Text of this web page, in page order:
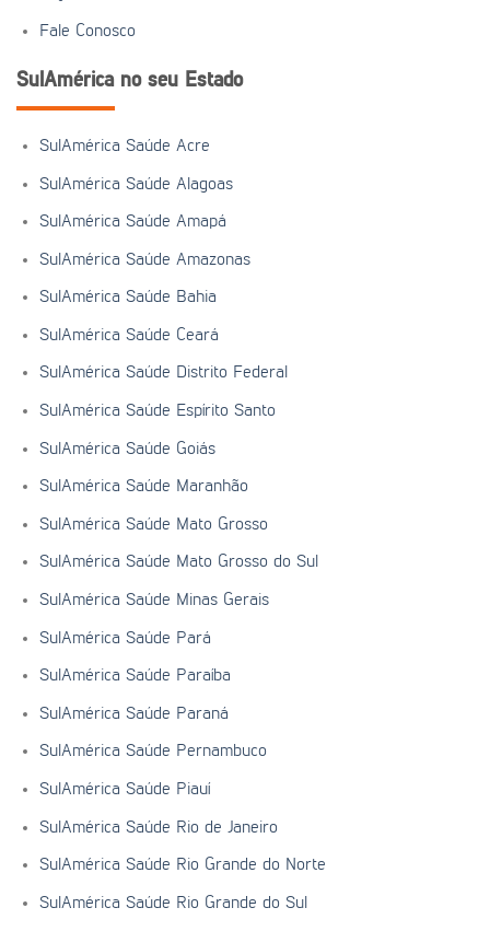
Fale Conosco
SulAmérica no seu Estado
SulAmérica Saúde Acre
SulAmérica Saúde Alagoas
SulAmérica Saúde Amapá
SulAmérica Saúde Amazonas
SulAmérica Saúde Bahia
SulAmérica Saúde Ceará
SulAmérica Saúde Distrito Federal
SulAmérica Saúde Espírito Santo
SulAmérica Saúde Goiás
SulAmérica Saúde Maranhão
SulAmérica Saúde Mato Grosso
SulAmérica Saúde Mato Grosso do Sul
SulAmérica Saúde Minas Gerais
SulAmérica Saúde Pará
SulAmérica Saúde Paraíba
SulAmérica Saúde Paraná
SulAmérica Saúde Pernambuco
SulAmérica Saúde Piauí
SulAmérica Saúde Rio de Janeiro
SulAmérica Saúde Rio Grande do Norte
SulAmérica Saúde Rio Grande do Sul